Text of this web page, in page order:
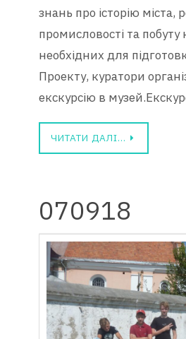
знань про історію міста,
промисловості та побуту
необхідних для
Проекту, куратори
екскурсію в
ЧИТАТИ ДАЛІ…
070918